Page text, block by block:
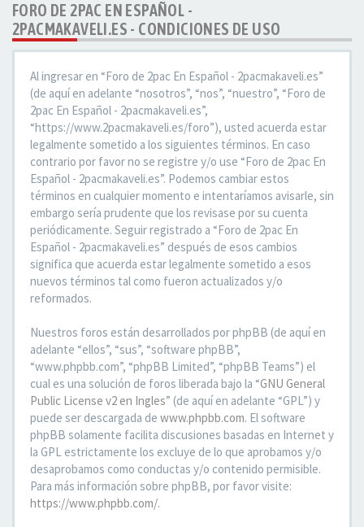
FORO DE 2PAC EN ESPAÑOL -
2PACMAKAVELI.ES - CONDICIONES DE USO
Al ingresar en “Foro de 2pac En Español - 2pacmakaveli.es”
(de aquí en adelante “nosotros”, “nos”, “nuestro”, “Foro de
2pac En Español - 2pacmakaveli.es”,
“https://www.2pacmakaveli.es/foro”), usted acuerda estar
legalmente sometido a los siguientes términos. En caso
contrario por favor no se registre y/o use “Foro de 2pac En
Español - 2pacmakaveli.es”. Podemos cambiar estos
términos en cualquier momento e intentaríamos avisarle, sin
embargo sería prudente que los revisase por su cuenta
periódicamente. Seguir registrado a “Foro de 2pac En
Español - 2pacmakaveli.es” después de esos cambios
significa que acuerda estar legalmente sometido a esos
nuevos términos tal como fueron actualizados y/o
reformados.
Nuestros foros están desarrollados por phpBB (de aquí en
adelante “ellos”, “sus”, “software phpBB”,
“www.phpbb.com”, “phpBB Limited”, “phpBB Teams”) el
cual es una solución de foros liberada bajo la “GNU General
Public License v2 en Ingles” (de aquí en adelante “GPL”) y
puede ser descargada de www.phpbb.com. El software
phpBB solamente facilita discusiones basadas en Internet y
la GPL estrictamente los excluye de lo que aprobamos y/o
desaprobamos como conductas y/o contenido permisible.
Para más información sobre phpBB, por favor visite:
https://www.phpbb.com/.